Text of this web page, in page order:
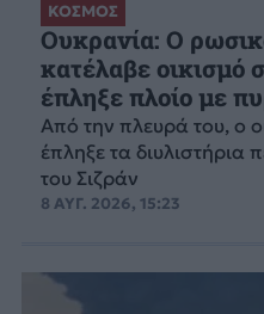
ΚΟΣΜΟΣ
Ουκρανία: Ο
κατέλαβε οικισμό
έπληξε πλοίο με
Από την πλευρά του, ο
έπληξε τα διυλιστήρια
του Σιζράν
8 ΑΥΓ. 2026, 15:23